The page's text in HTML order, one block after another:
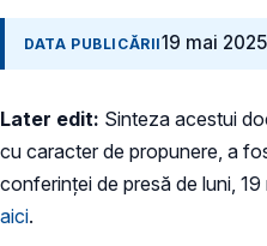
DATA PUBLICĂRII19 mai 2025
Later edit: Sinteza acestui
cu caracter de propunere, a
conferinței de presă de luni,
aici.